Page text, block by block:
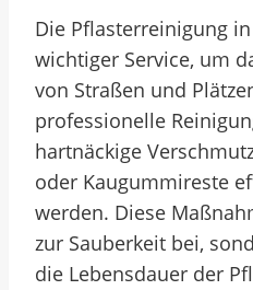
Die Pflasterreinigung
wichtiger Service, um
von Straßen und
professionelle
hartnäckige
oder Kaugummireste
werden. Diese
zur Sauberkeit bei,
die Lebensdauer der